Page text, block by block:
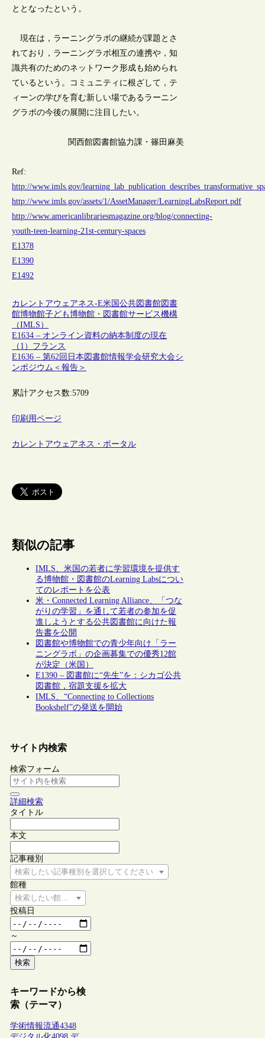
ととなったという。
現在は，ラーニングラボの継続が課題とさ
れており，ラーニングラボ相互の連携や，知
識共有のためのネットワーク形成も始められ
ているという。コミュニティに根ざして，テ
ィーンの学びを育む新しい場であるラーニン
グラボの今後の展開に注目したい。
関西館図書館協力課・篠田麻美
Ref:
http://www.imls.gov/
http://www.imls.gov/assets/1/AssetManager/LearningLabsReport.pdf
http://www.americanlibrariesmagazine.org/blog/connecting-
youth-teen-learning-21st-century-spaces
E1378
E1390
E1492
カレントアウェアネス-E米国公共図書館図書
館博物館子ども博物館・図書館サービス機構
（IMLS）
E1634 – オンライン資料の納本制度の現在
（1）フランス
E1636 – 第62回日本図書館情報学会研究大会シ
ンポジウム＜報告＞
累計アクセス数:5709
印刷用ページ
カレントアウェアネス・ポータル
類似の記事
IMLS、米国の若者に学習環境を提供す
る博物館・図書館のLearning Labsについ
てのレポートを公表
米・Connected Learning Alliance、「つな
がりの学習」を通して若者の参加を促
進しようとする公共図書館に向けた報
告書を公開
図書館や博物館での青少年向け「ラー
ニングラボ」の企画募集での優秀12館
が決定（米国）
E1390 – 図書館に“先生”を：シカゴ公共
図書館，宿題支援を拡大
IMLS、“Connecting to Collections
Bookshelf”の発送を開始
サイト内検索
検索フォーム
詳細検索
タイトル
本文
記事種別
検索したい記事種別を選択してください
館種
検索したい館種を選択してください
投稿日
～
検索
キーワードから検
索（テーマ）
学術情報流通4348